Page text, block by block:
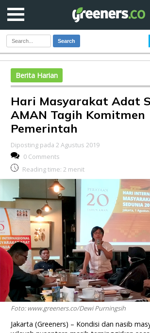
Search
Berita Harian
Hari Masyarakat Adat
AMAN Tagih Komitmen
Pemerintah
Diposting pada 2 Agustus 2019
0 Comments
Reading time: 2 menit
Foto: www.greeners.co/Dewi Purningsih
Jakarta (Greeners) – Kondisi dan nasib